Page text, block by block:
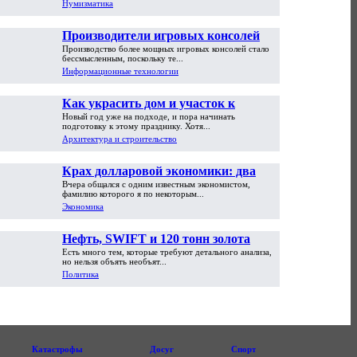
Нумизматика
Производители игровых консолей
достигли предела возможностей
Производство более мощных игровых консолей стало
бессмысленным, поскольку те...
Информационные технологии
Как украсить дом и участок к
Новому году
Новый год уже на подходе, и пора начинать
подготовку к этому празднику. Хотя...
Архитектура и строительство
Крах долларовой экономики: два
пути обрушения
Вчера общался с одним известным экономистом,
фамилию которого я по некоторым...
Экономика
Нефть, SWIFT и 120 тонн золота
Есть много тем, которые требуют детального анализа,
но нельзя объять необъят...
Политика
Катастрофы Досуг Спорт